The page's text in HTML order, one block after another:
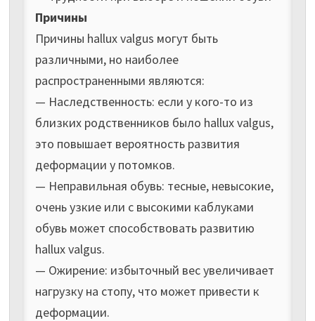
Причины
Причины hallux valgus могут быть
различными, но наиболее
распространенными являются:
— Наследственность: если у кого-то из
близких родственников было hallux valgus,
это повышает вероятность развития
деформации у потомков.
— Неправильная обувь: тесные, невысокие,
очень узкие или с высокими каблуками
обувь может способствовать развитию
hallux valgus.
— Ожирение: избыточный вес увеличивает
нагрузку на стопу, что может привести к
деформации.